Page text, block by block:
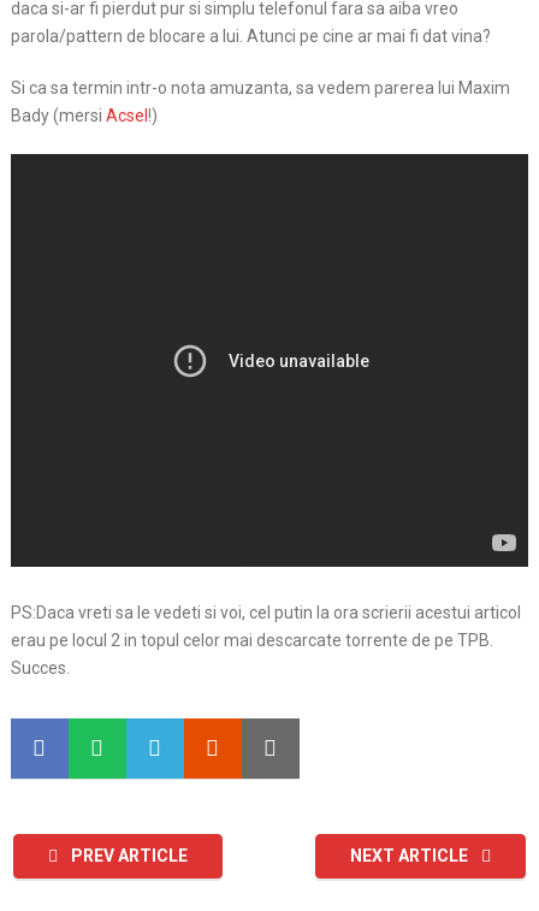
daca si-ar fi pierdut pur si simplu telefonul fara sa aiba vreo
parola/pattern de blocare a lui. Atunci pe cine ar mai fi dat vina?
Si ca sa termin intr-o nota amuzanta, sa vedem parerea lui Maxim
Bady (mersi Acsel !)
PS:Daca vreti sa le vedeti si voi, cel putin la ora scrierii acestui articol
erau pe locul 2 in topul celor mai descarcate torrente de pe TPB.
Succes.
PREV ARTICLE NEXT ARTICLE